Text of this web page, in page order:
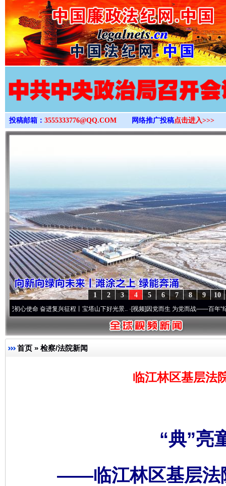
>
投稿邮箱： 3555333776@QQ.COM 网络推广投稿点击进入>>>
10
9
8
7
6
5
4
3
2
1
奋进复兴征程丨宝塔山下好光景..·[视频]因党而生 为党而战——百年“纪”事⑧加强纪
首页 » 检察/法院新闻
临江林区基层法
“典”亮
——临江林区基层法